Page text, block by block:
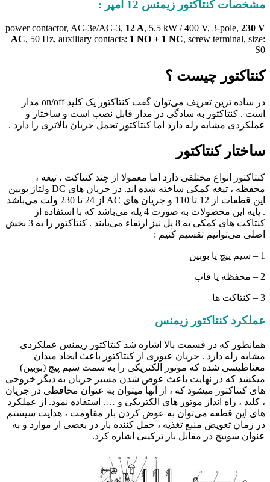
مشخصات کنتاکتور زیمنس 12 آمپر :
power contactor, AC-3e/AC-3, 12 A, 5.5 kW / 400 V, 3-pole, 230 V
AC, 50 Hz, auxiliary contacts: 1 NO + 1 NC, screw terminal, size:
S0
کنتاکتور چیست ؟
در ساده ترین تعریف می‌توان گفت کنتاکتور یک کلید on/off مدار
است . کنتاکتور به سادگی در مدار قابل نصب است و ساختار و
عملکردی مشابه رله دارد اما کنتاکتور تحمل جریان بالاتری را دارد .
ساختار کنتاکتور
کنتاکتور انواع مختلفی دارد اما معمولا از چند کنتاکت ، تیغه ،
محفظه ، تیغه کمکی ساخته شده اند. در جریان های DC ولتاژ بوبین
این قطعات از 12 تا 110 و جریان های AC از 24 تا 230 ولت می‌باشد
. پایه این محصولات به صورت 4 پله می‌باشد که با استفاده از
کنتاکت های کمکی به 8 پل نیز ارتقاء می‌یابند . کنتاکتور را به 3 بخش
اصلی می‌توانیم تقسیم کنیم :
1 – سیم پیچ یا بوبین
2 – محفظه یا قاب
3 – کنتاکت ها
عملکرد کنتاکتور زیمنس
همانطور که در قسمت بالا اشاره شد کنتاکتور زیمنس عملکردی
مشابه رله دارد . جریان عبوری از کنتاکتور باعث ایجاد میدان
مغناطیسی شده که موتور الکتریکی را به سمت سیم پیچ (بوبین)
میکشد که در نهایت باعث عوض شدن مسیر جریان به دیگر خروجی
های کنتاکتور میشود که ، از آنها میتوان به عنوان محافظی در جریان
، کلید ، راه انداز موتور های الکتریکی و …. استفاده نمود. از عملکرد
های این قطعه می‌توان به عوض کردن بار مقاومت ، هدایت سیستم
در زمان تعویض منبع تغذیه ، حمل کننده بار در بعضی از موارد و به
عنوان سوییچ در مقابل بار ترکیبی اشاره کرد.